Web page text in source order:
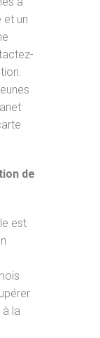
et un
de
est
la